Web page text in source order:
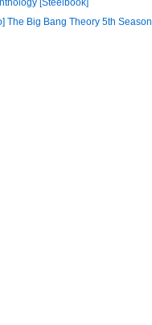
[Steelbook]
The Big Bang Theory 5th Season